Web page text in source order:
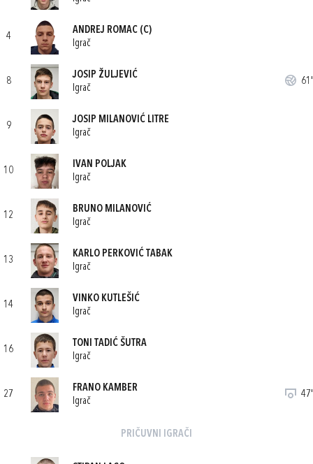
4
ANDREJ ROMAC (C)
Igrač
8
JOSIP ŽULJEVIĆ
Igrač
61'
9
JOSIP MILANOVIĆ LITRE
Igrač
10
IVAN POLJAK
Igrač
12
BRUNO MILANOVIĆ
Igrač
13
KARLO PERKOVIĆ TABAK
Igrač
14
VINKO KUTLEŠIĆ
Igrač
16
TONI TADIĆ ŠUTRA
Igrač
27
FRANO KAMBER
Igrač
47'
PRIČUVNI IGRAČI